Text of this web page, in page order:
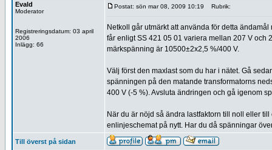
Evald
Moderator
Registreringsdatum: 03 april
2006
Inlägg: 66
Postat: sön mar 08, 2009 10:19 Rubrik:
Netkoll går utmärkt att använda för detta
får enligt SS 421 05 01 variera mellan 207 V och
märkspänning är 10500±2x2,5 %/400 V.
Välj först den maxlast som du har i nätet. Gå
spänningen på den matande transformatorns
400 V (-5 %). Avsluta ändringen och gå igenom
När du är nöjd så ändra lastfaktorn till noll eller
enlinjeschemat på nytt. Har du då spänningar
Till överst på sidan